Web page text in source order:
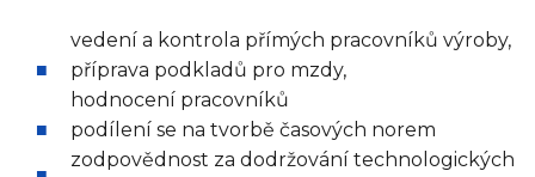
vedení a kontrola přímých pracovníků výroby,
příprava podkladů pro mzdy,
hodnocení pracovníků
podílení se na tvorbě časových norem
zodpovědnost za dodržování technologických